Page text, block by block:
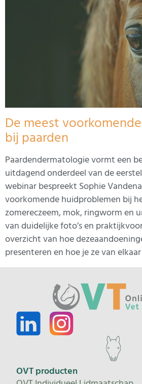
De meest
bij paarden
Paardendermatologie vormt een
uitdagend onderdeel van de
webinar bespreekt Sophie
voorkomende huidproblemen bij
zomereczeem, mok, ringworm en
van duidelijke foto’s en
overzicht van hoe
presenteren en hoe je ze van
OVT producten